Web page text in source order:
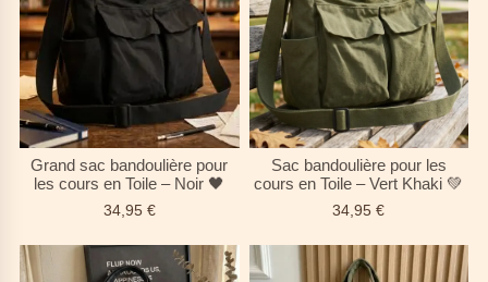
Grand sac bandoulière pour
les cours en Toile – Noir 🖤
34,95 €
Sac bandoulière pour les
cours en Toile – Vert Khaki 💚
34,95€